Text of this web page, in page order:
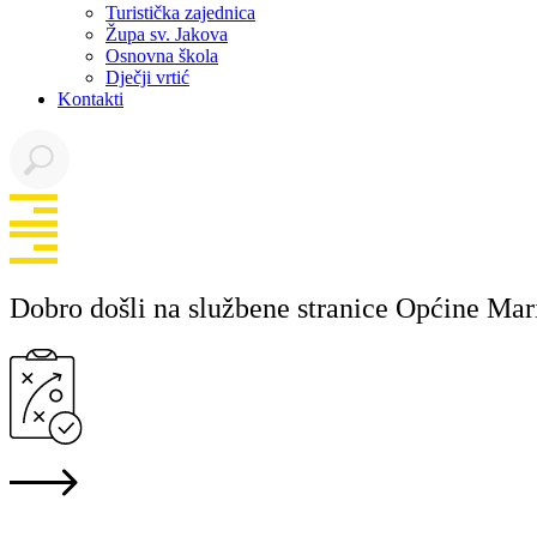
Turistička zajednica
Župa sv. Jakova
Osnovna škola
Dječji vrtić
Kontakti
Dobro došli na službene stranice Općine